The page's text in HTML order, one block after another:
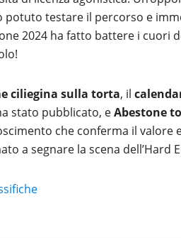
potuto testare il percorso e
2024 ha fatto battere i cuori
ciliegina sulla torta, il
stato pubblicato, eAbestone
che conferma il valore
a segnare la scena dell’Hard